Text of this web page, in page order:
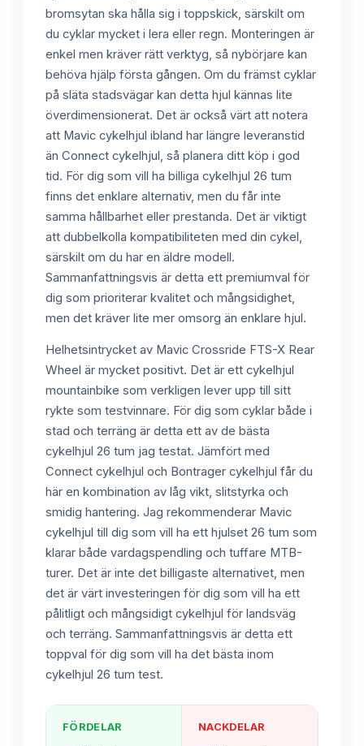
bromsytan ska hålla sig i toppskick, särskilt om
du cyklar mycket i lera eller regn. Monteringen är
enkel men kräver rätt verktyg, så nybörjare kan
behöva hjälp första gången. Om du främst cyklar
på släta stadsvägar kan detta hjul kännas lite
överdimensionerat. Det är också värt att notera
att Mavic cykelhjul ibland har längre leveranstid
än Connect cykelhjul, så planera ditt köp i god
tid. För dig som vill ha billiga cykelhjul 26 tum
finns det enklare alternativ, men du får inte
samma hållbarhet eller prestanda. Det är viktigt
att dubbelkolla kompatibiliteten med din cykel,
särskilt om du har en äldre modell.
Sammanfattningsvis är detta ett premiumval för
dig som prioriterar kvalitet och mångsidighet,
men det kräver lite mer omsorg än enklare hjul.
Helhetsintrycket av Mavic Crossride FTS-X Rear
Wheel är mycket positivt. Det är ett cykelhjul
mountainbike som verkligen lever upp till sitt
rykte som testvinnare. För dig som cyklar både i
stad och terräng är detta ett av de bästa
cykelhjul 26 tum jag testat. Jämfört med
Connect cykelhjul och Bontrager cykelhjul får du
här en kombination av låg vikt, slitstyrka och
smidig hantering. Jag rekommenderar Mavic
cykelhjul till dig som vill ha ett hjulset 26 tum som
klarar både vardagspendling och tuffare MTB-
turer. Det är inte det billigaste alternativet, men
det är värt investeringen för dig som vill ha ett
pålitligt och mångsidigt cykelhjul för landsväg
och terräng. Sammanfattningsvis är detta ett
toppval för dig som vill ha det bästa inom
cykelhjul 26 tum test.
FÖRDELAR NACKDELAR